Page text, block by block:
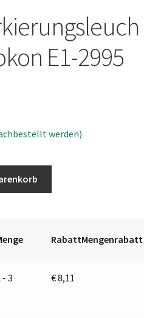
E1-2995
werden)
t
RabattMengenrabatt
- 3 €8,11